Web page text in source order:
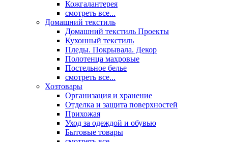
Кожгалантерея
смотреть все...
Домашний текстиль
Домашний текстиль Проекты
Кухонный текстиль
Пледы. Покрывала. Декор
Полотенца махровые
Постельное белье
смотреть все...
Хозтовары
Организация и хранение
Отделка и защита поверхностей
Прихожая
Уход за одеждой и обувью
Бытовые товары